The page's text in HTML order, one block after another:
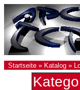
Startseite » Katalog »